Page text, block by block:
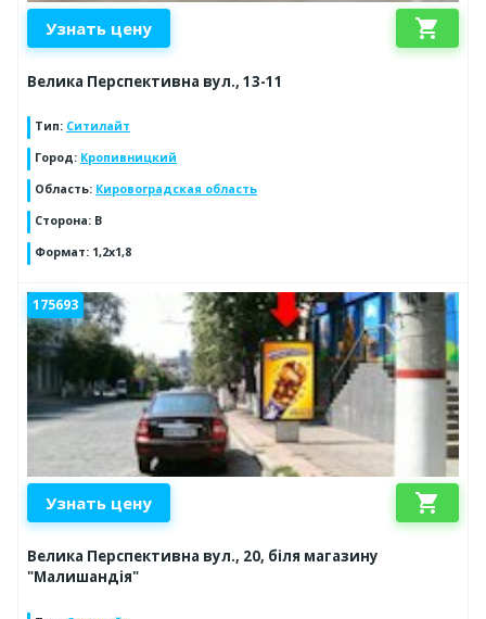
Узнать цену shopping_cart
Велика Перспективна вул., 13-11
Тип: Ситилайт
Город: Кропивницкий
Область: Кировоградская область
Сторона: B
Формат: 1,2x1,8
175693
Узнать цену shopping_cart
Велика Перспективна вул., 20, біля магазину
"Малишандія"